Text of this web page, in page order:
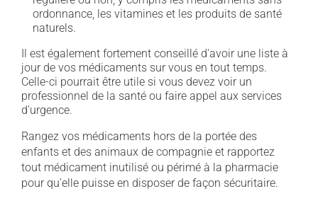
ordonnance, les vitamines et les produits de santé
naturels.
Il est également fortement conseillé d'avoir une liste à
jour de vos médicaments sur vous en tout temps.
Celle-ci pourrait être utile si vous devez voir un
professionnel de la santé ou faire appel aux services
d'urgence.
Rangez vos médicaments hors de la portée des
enfants et des animaux de compagnie et rapportez
tout médicament inutilisé ou périmé à la pharmacie
pour qu'elle puisse en disposer de façon sécuritaire.